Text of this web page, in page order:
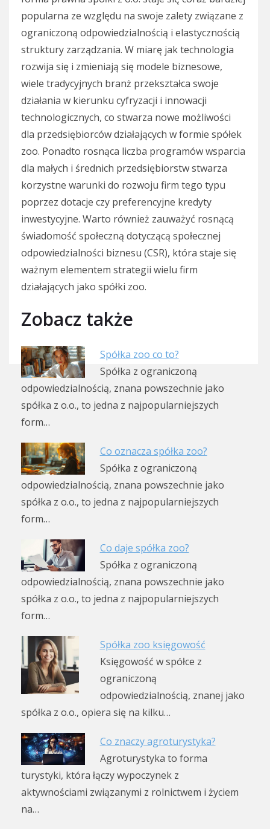
popularna ze względu na swoje zalety związane z
ograniczoną odpowiedzialnością i elastycznością
struktury zarządzania. W miarę jak technologia
rozwija się i zmieniają się modele biznesowe,
wiele tradycyjnych branż przekształca swoje
działania w kierunku cyfryzacji i innowacji
technologicznych, co stwarza nowe możliwości
dla przedsiębiorców działających w formie spółek
zoo. Ponadto rosnąca liczba programów wsparcia
dla małych i średnich przedsiębiorstw stwarza
korzystne warunki do rozwoju firm tego typu
poprzez dotacje czy preferencyjne kredyty
inwestycyjne. Warto również zauważyć rosnącą
świadomość społeczną dotyczącą społecznej
odpowiedzialności biznesu (CSR), która staje się
ważnym elementem strategii wielu firm
działających jako spółki zoo.
Zobacz także
Spółka zoo co to?
Spółka z ograniczoną
odpowiedzialnością, znana powszechnie jako
spółka z o.o., to jedna z najpopularniejszych
form…
Co oznacza spółka zoo?
Spółka z ograniczoną
odpowiedzialnością, znana powszechnie jako
spółka z o.o., to jedna z najpopularniejszych
form…
Co daje spółka zoo?
Spółka z ograniczoną
odpowiedzialnością, znana powszechnie jako
spółka z o.o., to jedna z najpopularniejszych
form…
Spółka zoo księgowość
Księgowość w spółce z
ograniczoną
odpowiedzialnością, znanej jako
spółka z o.o., opiera się na kilku…
Co znaczy agroturystyka?
Agroturystyka to forma
turystyki, która łączy wypoczynek z
aktywnościami związanymi z rolnictwem i życiem
na…